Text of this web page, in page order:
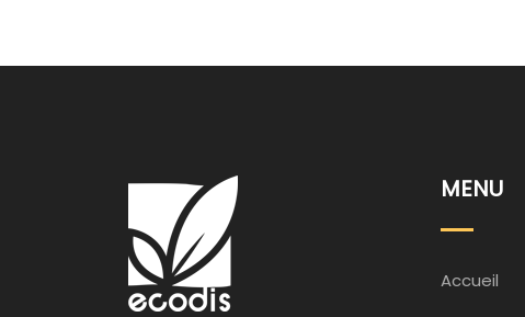
MENU
Accueil